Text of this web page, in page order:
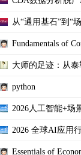
从“通用基石”到“
Fundamentals of
大师的足迹：从泰
python
2026人工智能+场
2026 全球AI应用
Essentials of